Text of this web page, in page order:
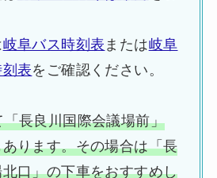
岐阜バス時刻表 または岐阜
表をご確認ください。
長良川国際会議場前」
ります。その場合は「長
口」の下車をおすすめし